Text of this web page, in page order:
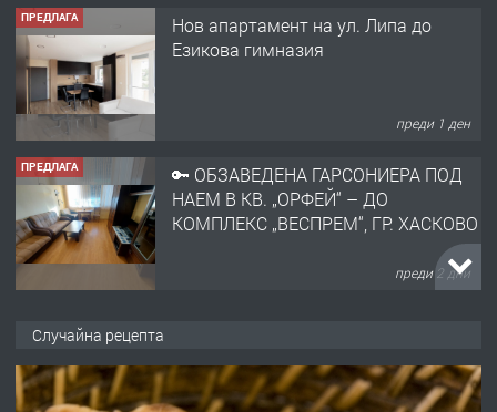
ПРЕДЛАГА
Нов апартамент на ул. Липа до
Езикова гимназия
преди 1 ден
ПРЕДЛАГА
🔑 ОБЗАВЕДЕНА ГАРСОНИЕРА ПОД
НАЕМ В КВ. „ОРФЕЙ“ – ДО
КОМПЛЕКС „ВЕСПРЕМ“, ГР. ХАСКОВО
преди 2 дни
АПАРТАМЕНТ В ЦЕНТЪРА НА ГР.
ХАСКОВО
Случайна рецепта